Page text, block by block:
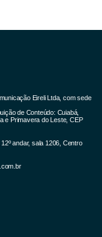
Eireli Ltda, com sede
de Conteúdo: Cuiabá,
e Primavera do Leste, CEP
andar, sala 1206, Centro